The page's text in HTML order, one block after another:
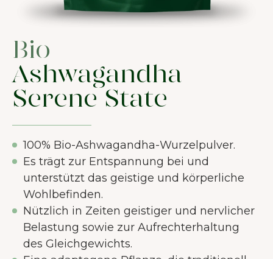
Bio
Ashwagandha
Serene State
100% Bio-Ashwagandha-Wurzelpulver.
Es trägt zur Entspannung bei und
unterstützt das geistige und körperliche
Wohlbefinden.
Nützlich in Zeiten geistiger und nervlicher
Belastung sowie zur Aufrechterhaltung
des Gleichgewichts.